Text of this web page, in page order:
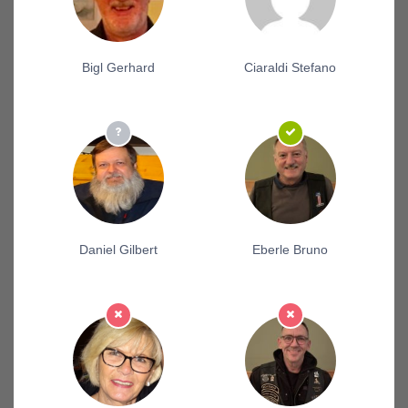
Bigl Gerhard Ciaraldi Stefano
Daniel Gilbert Eberle Bruno